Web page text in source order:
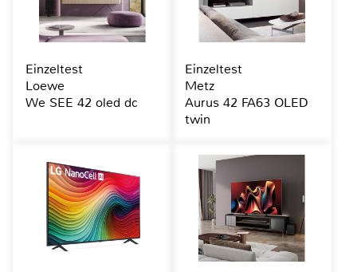
Einzeltest
Loewe
We SEE 42 oled dc
Einzeltest
Metz
Aurus 42 FA63 OLED
twin